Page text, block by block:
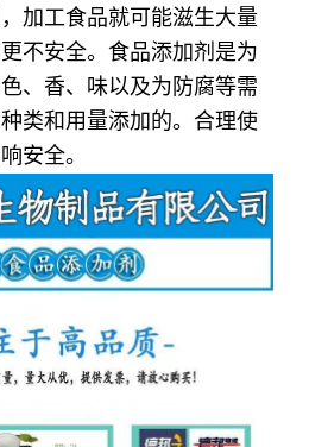
加工食品就可能滋生大量
不安全。食品添加剂是为
、香、味以及为防腐等需
类和用量添加的。合理使
安全。